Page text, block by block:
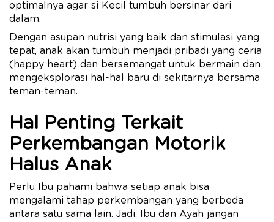
optimalnya agar si Kecil tumbuh bersinar dari
dalam.
Dengan asupan nutrisi yang baik dan stimulasi yang
tepat, anak akan tumbuh menjadi pribadi yang ceria
(happy heart) dan bersemangat untuk bermain dan
mengeksplorasi hal-hal baru di sekitarnya bersama
teman-teman.
Hal Penting Terkait
Perkembangan Motorik
Halus Anak
Perlu Ibu pahami bahwa setiap anak bisa
mengalami tahap perkembangan yang berbeda
antara satu sama lain. Jadi, Ibu dan Ayah jangan